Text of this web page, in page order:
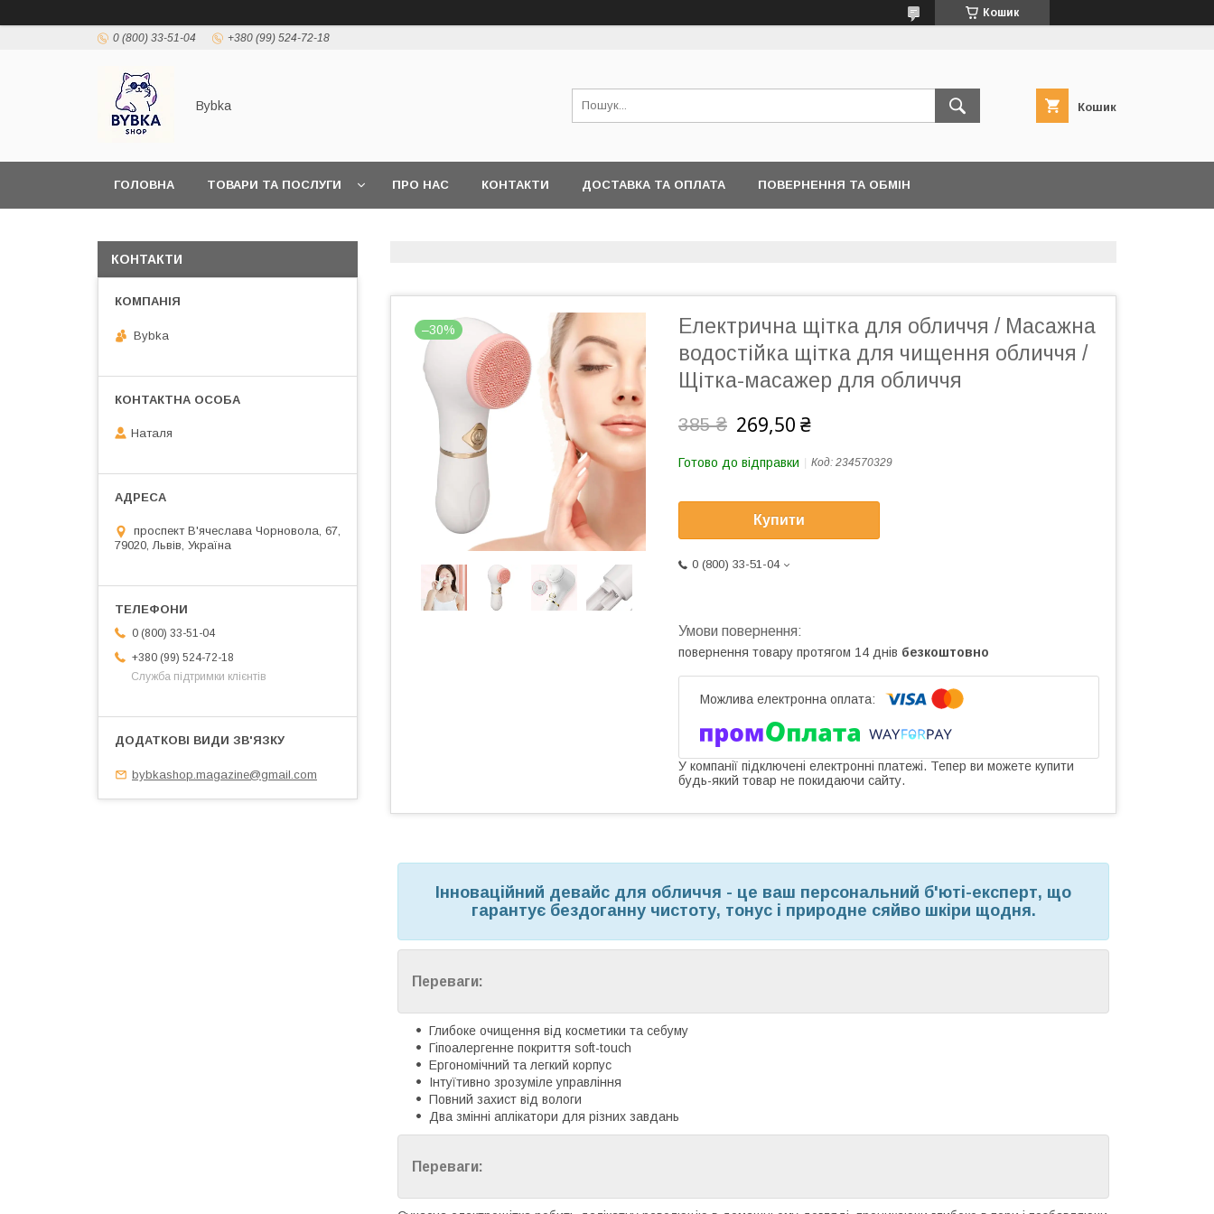
Кошик
0 (800) 33-51-04 +380 (99) 524-72-18
Bybka Кошик
ГОЛОВНА ТОВАРИ ТА ПОСЛУГИ ПРО НАС КОНТАКТИ ДОСТАВКА ТА ОПЛАТА ПОВЕРНЕННЯ ТА ОБМІН
–30%
Електрична щітка для обличчя / Масажна
водостійка щітка для чищення обличчя /
Щітка-масажер для обличчя
385 ₴ 269,50 ₴
Готово до відправки Код: 234570329
Купити
0 (800) 33-51-04
повернення товару протягом 14 днів безкоштовно
У компанії підключені електронні платежі. Тепер ви можете купити
будь-який товар не покидаючи сайту.
Інноваційний девайс для обличчя - це ваш персональний б'юті-експерт, що
гарантує бездоганну чистоту, тонус і природне сяйво шкіри щодня.
Переваги:
Глибоке очищення від косметики та себуму
Гіпоалергенне покриття soft-touch
Ергономічний та легкий корпус
Інтуїтивно зрозуміле управління
Повний захист від вологи
Два змінні аплікатори для різних завдань
Переваги:
КОНТАКТИ
Bybka
Наталя
проспект В'ячеслава Чорновола, 67,
79020, Львів, Україна
0 (800) 33-51-04
+380 (99) 524-72-18
Служба підтримки клієнтів
bybkashop.magazine@gmail.com